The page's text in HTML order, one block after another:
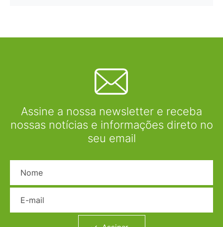
Assine a nossa newsletter e receba
nossas notícias e informações direto no
seu email